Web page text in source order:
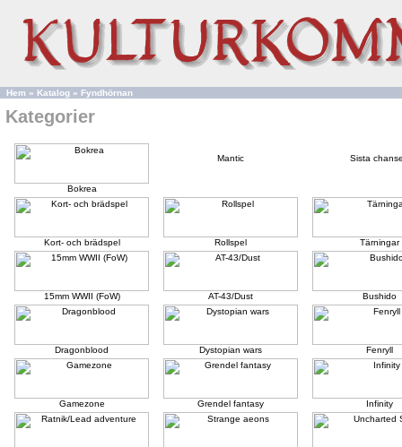
Hem » Katalog » Fyndhörnan
Kategorier
Bokrea
Mantic Sista
Kort- och brädspel Rollspel Tärningar
15mm WWII (FoW) AT-43/Dust Bushido
Dragonblood Dystopian wars Fenryll
Gamezone Grendel fantasy Infinity